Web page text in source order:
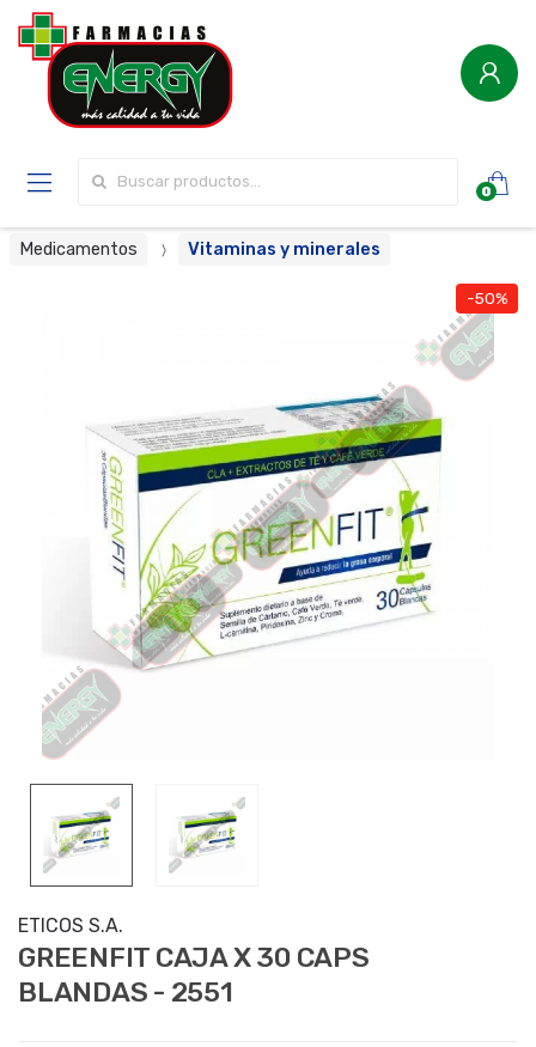
0
Medicamentos Vitaminas y minerales
-50%
ETICOS S.A.
GREENFIT CAJA X 30 CAPS
BLANDAS - 2551